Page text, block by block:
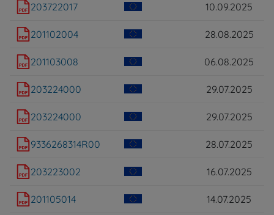
203722017 10.09.2025
201102004 28.08.2025
201103008 06.08.2025
203224000 29.07.2025
203224000 29.07.2025
9336268314R00 28.07.2025
203223002 16.07.2025
201105014 14.07.2025